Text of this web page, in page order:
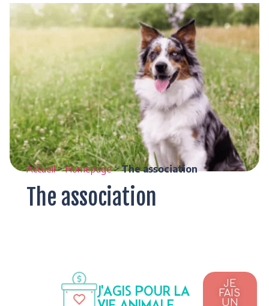
Accueil>Homepage>The association
The association
J'AGIS POUR LA
JE
FAIS
UN